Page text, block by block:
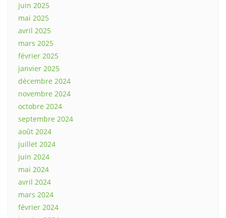
juin 2025
mai 2025
avril 2025
mars 2025
février 2025
janvier 2025
décembre 2024
novembre 2024
octobre 2024
septembre 2024
août 2024
juillet 2024
juin 2024
mai 2024
avril 2024
mars 2024
février 2024